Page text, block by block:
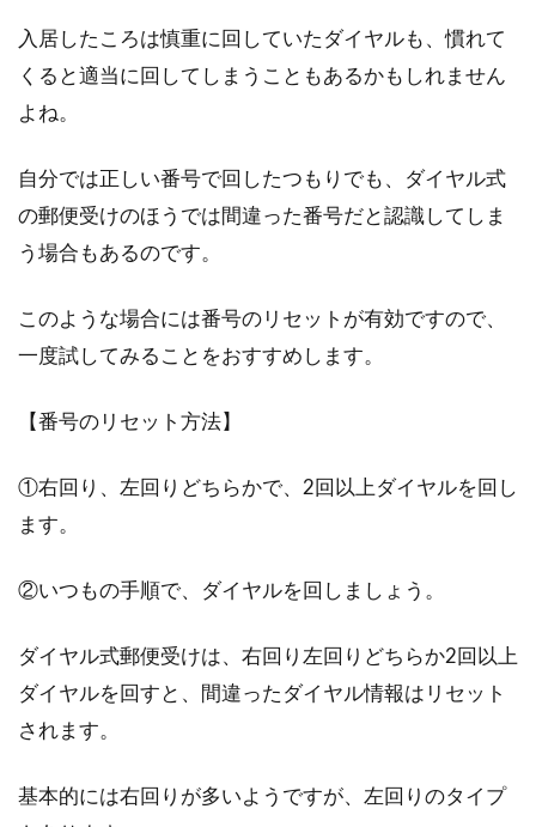
くわくすると同時に建築工事をする職人さんへ
アパートのトラブル！給湯器の電源
が入らないときの対策は？
仕事の疲れを癒やすには、あたたかいお風呂に
浸かってゆったりと過ごしたいものです。とこ
アパートで猫を飼っている場合の退
アパートで猫を飼っていて、退去の際に不正な
まったというこ...
対応、費用負担について！
入居したころは慎重に回していたダイヤルも、慣れて
くると適当に回してしまうこともあるかもしれません
よね。
自分では正しい番号で回したつもりでも、ダイヤル式
の郵便受けのほうでは間違った番号だと認識してしま
う場合もあるのです。
このような場合には番号のリセットが有効ですので、
一度試してみることをおすすめします。
【番号のリセット方法】
①右回り、左回りどちらかで、2回以上ダイヤルを回し
ます。
②いつもの手順で、ダイヤルを回しましょう。
ダイヤル式郵便受けは、右回り左回りどちらか2回以上
ダイヤルを回すと、間違ったダイヤル情報はリセット
されます。
基本的には右回りが多いようですが、左回りのタイプ